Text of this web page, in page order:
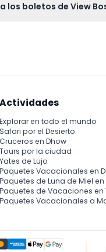
los boletos de View
Actividades
Explorar en todo el mundo
Safari por el Desierto
Cruceros en Dhow
Tours por la ciudad
Yates de Lujo
Paquetes Vacacionales en
Paquetes de Luna de Miel en
Paquetes de Vacaciones en
Paquetes Vacacionales a